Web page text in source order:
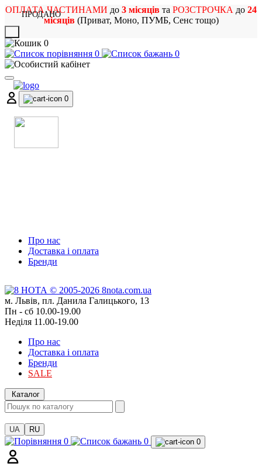
ОПЛАТА ЧАСТИНАМИ до 3 місяців та РОЗСТРОЧКА до 24
місяців(Приват, Моно, ПУМБ, Сенс тощо)
0
0
0
0
Про нас
Доставка і оплата
Бренди
м. Львів, пл. Данила Галицького, 13
Пн - сб 10.00-19.00
Неділя 11.00-19.00
Про нас
Доставка і оплата
Бренди
SALE
Каталог
UA RU
0 0 0
ПРОДАНО